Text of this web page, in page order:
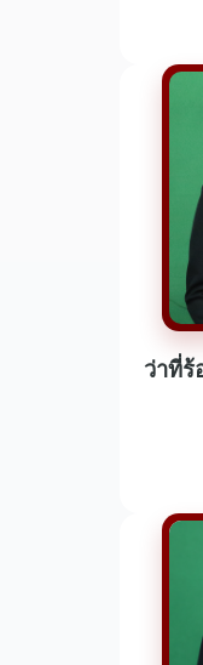
ว่าที่